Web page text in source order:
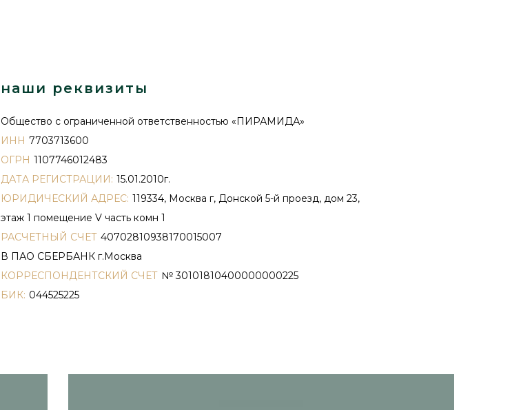
наши реквизиты
Общество с ограниченной ответственностью «ПИРАМИДА»
ИНН 7703713600
ОГРН 1107746012483
ДАТА РЕГИСТРАЦИИ: 15.01.2010г.
ЮРИДИЧЕСКИЙ АДРЕС: 119334, Москва г, Донской 5-й проезд, дом 23,
этаж 1 помещение V часть комн 1
РАСЧЕТНЫЙ СЧЕТ 40702810938170015007
В ПАО СБЕРБАНК г.Москва
КОРРЕСПОНДЕНТСКИЙ СЧЕТ № 30101810400000000225
БИК: 044525225